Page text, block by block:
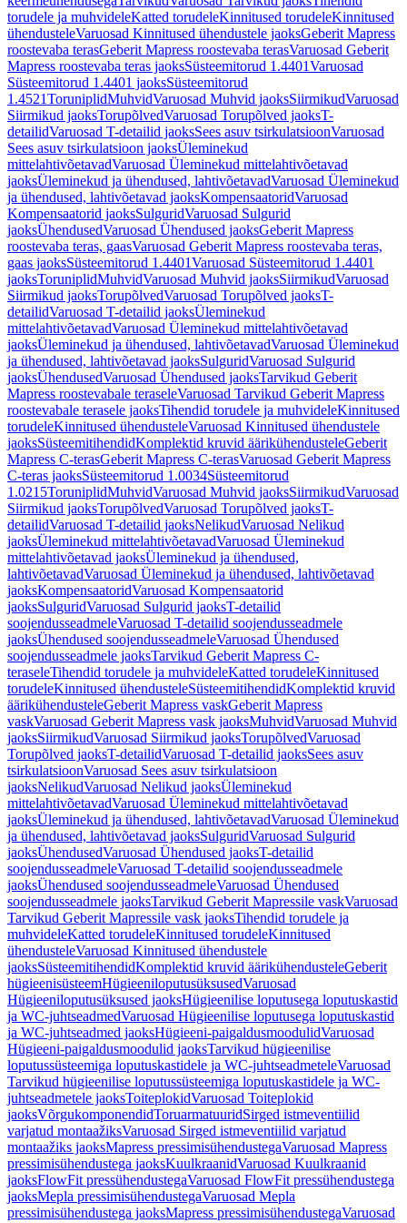
torudele ja muhvideleKatted torudeleKinnitused torudeleKinnitused
ühendusteleVaruosad Kinnitused ühendustele jaoksGeberit Mapress
roostevaba terasGeberit Mapress roostevaba terasVaruosad Geberit
Mapress roostevaba teras jaoksSüsteemitorud 1.4401Varuosad
Süsteemitorud 1.4401 jaoksSüsteemitorud
1.4521ToruniplidMuhvidVaruosad Muhvid jaoksSiirmikudVaruosad
Siirmikud jaoksTorupõlvedVaruosad Torupõlved jaoksT-
detailidVaruosad T-detailid jaoksSees asuv tsirkulatsioonVaruosad
Sees asuv tsirkulatsioon jaoksÜleminekud
mittelahtivõetavadVaruosad Üleminekud mittelahtivõetavad
jaoksÜleminekud ja ühendused, lahtivõetavadVaruosad Üleminekud
ja ühendused, lahtivõetavad jaoksKompensaatoridVaruosad
Kompensaatorid jaoksSulguridVaruosad Sulgurid
jaoksÜhendusedVaruosad Ühendused jaoksGeberit Mapress
roostevaba teras, gaasVaruosad Geberit Mapress roostevaba teras,
gaas jaoksSüsteemitorud 1.4401Varuosad Süsteemitorud 1.4401
jaoksToruniplidMuhvidVaruosad Muhvid jaoksSiirmikudVaruosad
Siirmikud jaoksTorupõlvedVaruosad Torupõlved jaoksT-
detailidVaruosad T-detailid jaoksÜleminekud
mittelahtivõetavadVaruosad Üleminekud mittelahtivõetavad
jaoksÜleminekud ja ühendused, lahtivõetavadVaruosad Üleminekud
ja ühendused, lahtivõetavad jaoksSulguridVaruosad Sulgurid
jaoksÜhendusedVaruosad Ühendused jaoksTarvikud Geberit
Mapress roostevabale teraseleVaruosad Tarvikud Geberit Mapress
roostevabale terasele jaoksTihendid torudele ja muhvideleKinnitused
torudeleKinnitused ühendusteleVaruosad Kinnitused ühendustele
jaoksSüsteemitihendidKomplektid kruvid äärikühendusteleGeberit
Mapress C-terasGeberit Mapress C-terasVaruosad Geberit Mapress
C-teras jaoksSüsteemitorud 1.0034Süsteemitorud
1.0215ToruniplidMuhvidVaruosad Muhvid jaoksSiirmikudVaruosad
Siirmikud jaoksTorupõlvedVaruosad Torupõlved jaoksT-
detailidVaruosad T-detailid jaoksNelikudVaruosad Nelikud
jaoksÜleminekud mittelahtivõetavadVaruosad Üleminekud
mittelahtivõetavad jaoksÜleminekud ja ühendused,
lahtivõetavadVaruosad Üleminekud ja ühendused, lahtivõetavad
jaoksKompensaatoridVaruosad Kompensaatorid
jaoksSulguridVaruosad Sulgurid jaoksT-detailid
soojendusseadmeleVaruosad T-detailid soojendusseadmele
jaoksÜhendused soojendusseadmeleVaruosad Ühendused
soojendusseadmele jaoksTarvikud Geberit Mapress C-
teraseleTihendid torudele ja muhvideleKatted torudeleKinnitused
torudeleKinnitused ühendusteleSüsteemitihendidKomplektid kruvid
äärikühendusteleGeberit Mapress vaskGeberit Mapress
vaskVaruosad Geberit Mapress vask jaoksMuhvidVaruosad Muhvid
jaoksSiirmikudVaruosad Siirmikud jaoksTorupõlvedVaruosad
Torupõlved jaoksT-detailidVaruosad T-detailid jaoksSees asuv
tsirkulatsioonVaruosad Sees asuv tsirkulatsioon
jaoksNelikudVaruosad Nelikud jaoksÜleminekud
mittelahtivõetavadVaruosad Üleminekud mittelahtivõetavad
jaoksÜleminekud ja ühendused, lahtivõetavadVaruosad Üleminekud
ja ühendused, lahtivõetavad jaoksSulguridVaruosad Sulgurid
jaoksÜhendusedVaruosad Ühendused jaoksT-detailid
soojendusseadmeleVaruosad T-detailid soojendusseadmele
jaoksÜhendused soojendusseadmeleVaruosad Ühendused
soojendusseadmele jaoksTarvikud Geberit Mapressile vaskVaruosad
Tarvikud Geberit Mapressile vask jaoksTihendid torudele ja
muhvideleKatted torudeleKinnitused torudeleKinnitused
ühendusteleVaruosad Kinnitused ühendustele
jaoksSüsteemitihendidKomplektid kruvid äärikühendusteleGeberit
hügieenisüsteemHügieeniloputusüksusedVaruosad
Hügieeniloputusüksused jaoksHügieenilise loputusega loputuskastid
ja WC-juhtseadmedVaruosad Hügieenilise loputusega loputuskastid
ja WC-juhtseadmed jaoksHügieeni-paigaldusmoodulidVaruosad
Hügieeni-paigaldusmoodulid jaoksTarvikud hügieenilise
loputussüsteemiga loputuskastidele ja WC-juhtseadmeteleVaruosad
Tarvikud hügieenilise loputussüsteemiga loputuskastidele ja WC-
juhtseadmetele jaoksToiteplokidVaruosad Toiteplokid
jaoksVõrgukomponendidToruarmatuuridSirged istmeventiilid
varjatud montaažiksVaruosad Sirged istmeventiilid varjatud
montaažiks jaoksMapress pressimisühendustegaVaruosad Mapress
pressimisühendustega jaoksKuulkraanidVaruosad Kuulkraanid
jaoksFlowFit pressühendustegaVaruosad FlowFit pressühendustega
jaoksMepla pressimisühendustegaVaruosad Mepla
pressimisühendustega jaoksMapress pressimisühendustegaVaruosad